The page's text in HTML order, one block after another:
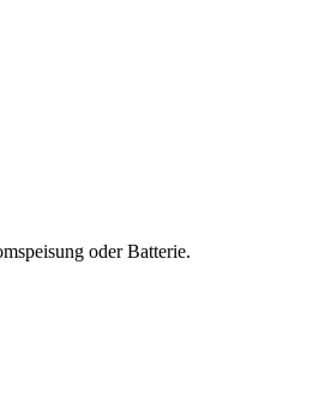
oder Batterie.